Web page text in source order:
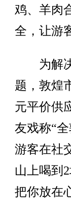
鸡、羊肉
全，让游
为解决
题，敦煌
元平价供
友戏称“
游客在社
山上喝到
把你放在